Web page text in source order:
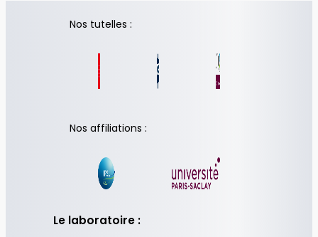
Nos tutelles :
Nos affiliations :
Le laboratoire :